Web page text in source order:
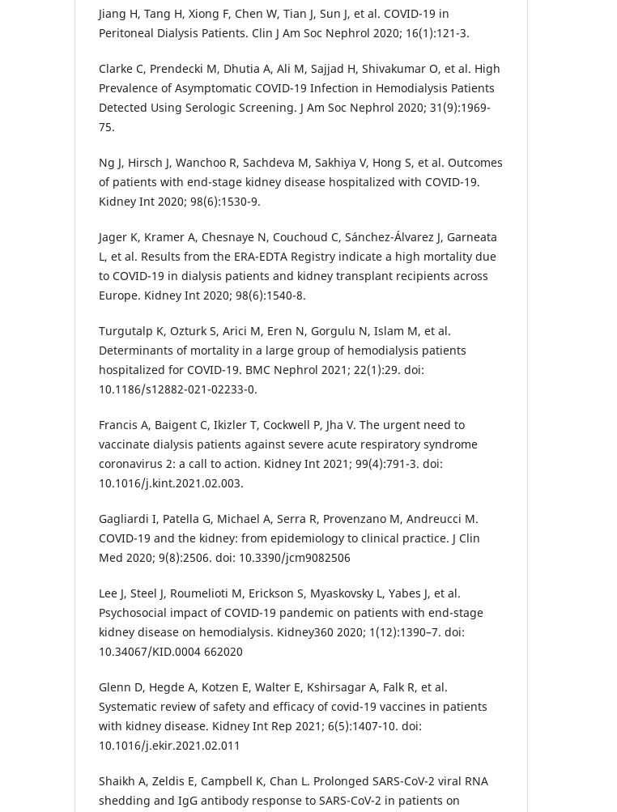
Jiang H, Tang H, Xiong F, Chen W, Tian J, Sun J, et al. COVID-19 in
Peritoneal Dialysis Patients. Clin J Am Soc Nephrol 2020; 16(1):121-3.
Clarke C, Prendecki M, Dhutia A, Ali M, Sajjad H, Shivakumar O, et al. High
Prevalence of Asymptomatic COVID-19 Infection in Hemodialysis Patients
Detected Using Serologic Screening. J Am Soc Nephrol 2020; 31(9):1969-
75.
Ng J, Hirsch J, Wanchoo R, Sachdeva M, Sakhiya V, Hong S, et al. Outcomes
of patients with end-stage kidney disease hospitalized with COVID-19.
Kidney Int 2020; 98(6):1530-9.
Jager K, Kramer A, Chesnaye N, Couchoud C, Sánchez-Álvarez J, Garneata
L, et al. Results from the ERA-EDTA Registry indicate a high mortality due
to COVID-19 in dialysis patients and kidney transplant recipients across
Europe. Kidney Int 2020; 98(6):1540-8.
Turgutalp K, Ozturk S, Arici M, Eren N, Gorgulu N, Islam M, et al.
Determinants of mortality in a large group of hemodialysis patients
hospitalized for COVID-19. BMC Nephrol 2021; 22(1):29. doi:
10.1186/s12882-021-02233-0.
Francis A, Baigent C, Ikizler T, Cockwell P, Jha V. The urgent need to
vaccinate dialysis patients against severe acute respiratory syndrome
coronavirus 2: a call to action. Kidney Int 2021; 99(4):791-3. doi:
10.1016/j.kint.2021.02.003.
Gagliardi I, Patella G, Michael A, Serra R, Provenzano M, Andreucci M.
COVID-19 and the kidney: from epidemiology to clinical practice. J Clin
Med 2020; 9(8):2506. doi: 10.3390/jcm9082506
Lee J, Steel J, Roumelioti M, Erickson S, Myaskovsky L, Yabes J, et al.
Psychosocial impact of COVID-19 pandemic on patients with end-stage
kidney disease on hemodialysis. Kidney360 2020; 1(12):1390–7. doi:
10.34067/KID.0004 662020
Glenn D, Hegde A, Kotzen E, Walter E, Kshirsagar A, Falk R, et al.
Systematic review of safety and efficacy of covid-19 vaccines in patients
with kidney disease. Kidney Int Rep 2021; 6(5):1407-10. doi:
10.1016/j.ekir.2021.02.011
Shaikh A, Zeldis E, Campbell K, Chan L. Prolonged SARS-CoV-2 viral RNA
shedding and IgG antibody response to SARS-CoV-2 in patients on